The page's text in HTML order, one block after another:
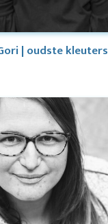
| oudste kleuters